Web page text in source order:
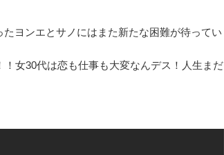
ヨンエとサノにはまた新たな困難が待ってい
女30代は恋も仕事も大変なんデス！人生まだ